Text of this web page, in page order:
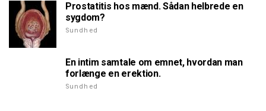
Prostatitis hos mænd. Sådan helbrede en
sygdom?
Sundhed
En intim samtale om emnet, hvordan man
forlænge en erektion.
Sundhed